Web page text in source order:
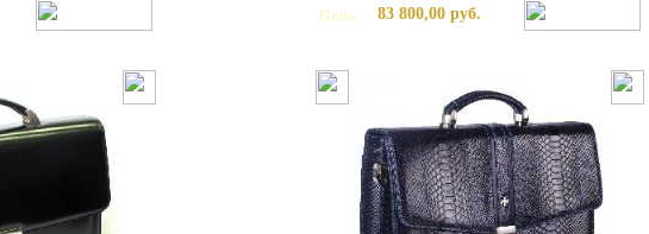
Цена:
83 800,00 руб.